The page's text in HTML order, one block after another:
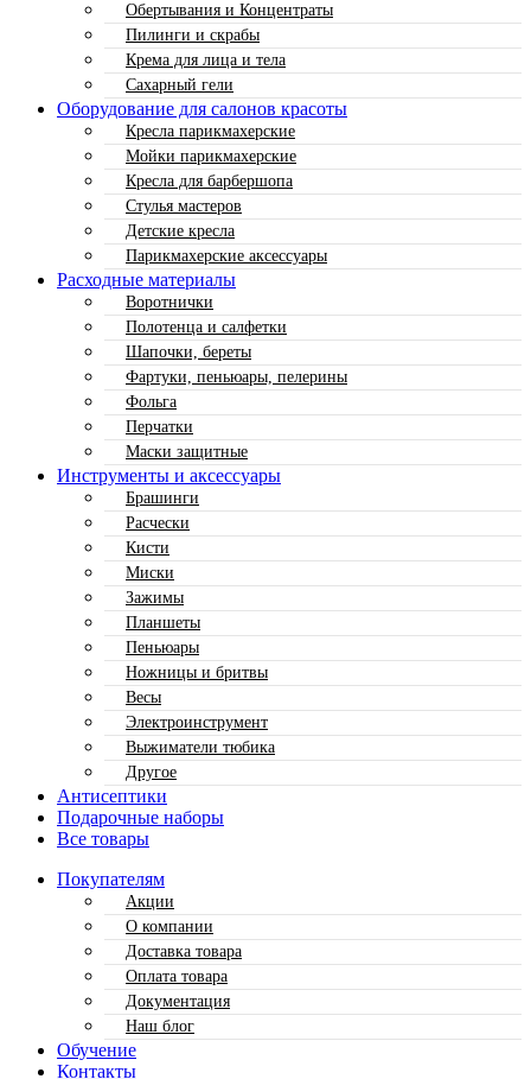
Обертывания и Концентраты
Пилинги и скрабы
Крема для лица и тела
Сахарный гели
Оборудование для салонов красоты
Кресла парикмахерские
Мойки парикмахерские
Кресла для барбершопа
Стулья мастеров
Детские кресла
Парикмахерские аксессуары
Расходные материалы
Воротнички
Полотенца и салфетки
Шапочки, береты
Фартуки, пеньюары, пелерины
Фольга
Перчатки
Маски защитные
Инструменты и аксессуары
Брашинги
Расчески
Кисти
Миски
Зажимы
Планшеты
Пеньюары
Ножницы и бритвы
Весы
Электроинструмент
Выжиматели тюбика
Другое
Антисептики
Подарочные наборы
Все товары
Покупателям
Акции
О компании
Доставка товара
Оплата товара
Документация
Наш блог
Обучение
Контакты